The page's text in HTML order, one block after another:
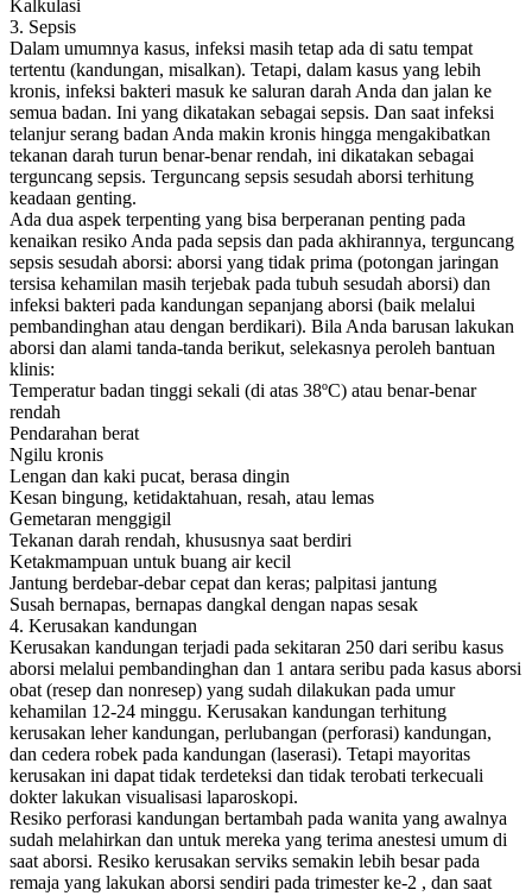
Kalkulasi
3. Sepsis
Dalam umumnya kasus, infeksi masih tetap ada di satu tempat
tertentu (kandungan, misalkan). Tetapi, dalam kasus yang lebih
kronis, infeksi bakteri masuk ke saluran darah Anda dan jalan ke
semua badan. Ini yang dikatakan sebagai sepsis. Dan saat infeksi
telanjur serang badan Anda makin kronis hingga mengakibatkan
tekanan darah turun benar-benar rendah, ini dikatakan sebagai
terguncang sepsis. Terguncang sepsis sesudah aborsi terhitung
keadaan genting.
Ada dua aspek terpenting yang bisa berperanan penting pada
kenaikan resiko Anda pada sepsis dan pada akhirannya, terguncang
sepsis sesudah aborsi: aborsi yang tidak prima (potongan jaringan
tersisa kehamilan masih terjebak pada tubuh sesudah aborsi) dan
infeksi bakteri pada kandungan sepanjang aborsi (baik melalui
pembandinghan atau dengan berdikari). Bila Anda barusan lakukan
aborsi dan alami tanda-tanda berikut, selekasnya peroleh bantuan
klinis:
Temperatur badan tinggi sekali (di atas 38ºC) atau benar-benar
rendah
Pendarahan berat
Ngilu kronis
Lengan dan kaki pucat, berasa dingin
Kesan bingung, ketidaktahuan, resah, atau lemas
Gemetaran menggigil
Tekanan darah rendah, khususnya saat berdiri
Ketakmampuan untuk buang air kecil
Jantung berdebar-debar cepat dan keras; palpitasi jantung
Susah bernapas, bernapas dangkal dengan napas sesak
4. Kerusakan kandungan
Kerusakan kandungan terjadi pada sekitaran 250 dari seribu kasus
aborsi melalui pembandinghan dan 1 antara seribu pada kasus aborsi
obat (resep dan nonresep) yang sudah dilakukan pada umur
kehamilan 12-24 minggu. Kerusakan kandungan terhitung
kerusakan leher kandungan, perlubangan (perforasi) kandungan,
dan cedera robek pada kandungan (laserasi). Tetapi mayoritas
kerusakan ini dapat tidak terdeteksi dan tidak terobati terkecuali
dokter lakukan visualisasi laparoskopi.
Resiko perforasi kandungan bertambah pada wanita yang awalnya
sudah melahirkan dan untuk mereka yang terima anestesi umum di
saat aborsi. Resiko kerusakan serviks semakin lebih besar pada
remaja yang lakukan aborsi sendiri pada trimester ke-2 , dan saat